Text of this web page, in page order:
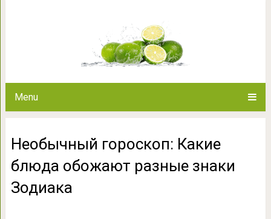
Menu
Необычный гороскоп: Какие
блюда обожают разные знаки
Зодиака